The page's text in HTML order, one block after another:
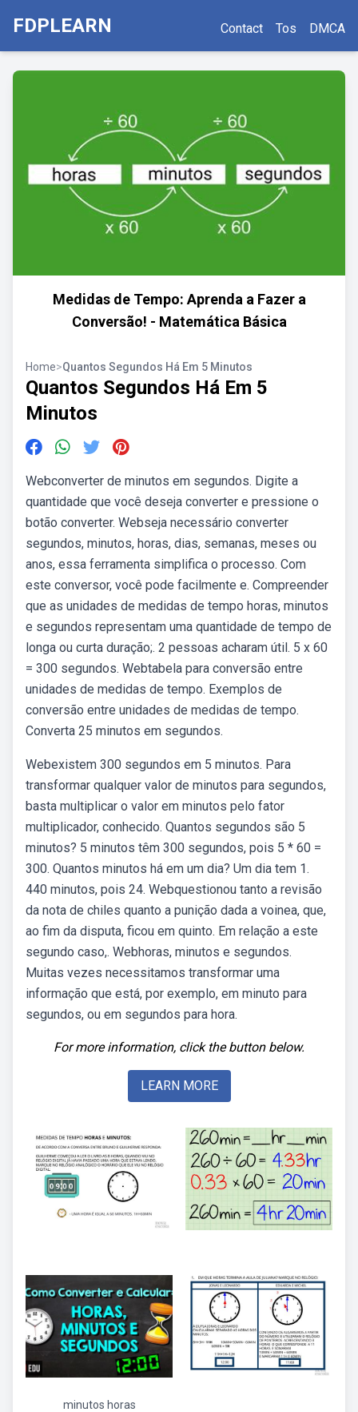
FDPLEARN Contact Tos DMCA
Medidas de Tempo: Aprenda a Fazer a
Conversão! - Matemática Básica
Home>Quantos Segundos Há Em 5 Minutos
Quantos Segundos Há Em 5
Minutos
Webconverter de minutos em segundos. Digite a
quantidade que você deseja converter e pressione o
botão converter. Webseja necessário converter
segundos, minutos, horas, dias, semanas, meses ou
anos, essa ferramenta simplifica o processo. Com
este conversor, você pode facilmente e. Compreender
que as unidades de medidas de tempo horas, minutos
e segundos representam uma quantidade de tempo de
longa ou curta duração;. 2 pessoas acharam útil. 5 x 60
= 300 segundos. Webtabela para conversão entre
unidades de medidas de tempo. Exemplos de
conversão entre unidades de medidas de tempo.
Converta 25 minutos em segundos.
Webexistem 300 segundos em 5 minutos. Para
transformar qualquer valor de minutos para segundos,
basta multiplicar o valor em minutos pelo fator
multiplicador, conhecido. Quantos segundos são 5
minutos? 5 minutos têm 300 segundos, pois 5 * 60 =
300. Quantos minutos há em um dia? Um dia tem 1.
440 minutos, pois 24. Webquestionou tanto a revisão
da nota de chiles quanto a punição dada a voinea, que,
ao fim da disputa, ficou em quinto. Em relação a este
segundo caso,. Webhoras, minutos e segundos.
Muitas vezes necessitamos transformar uma
informação que está, por exemplo, em minuto para
segundos, ou em segundos para hora.
For more information, click the button below.
LEARN MORE
minutos horas